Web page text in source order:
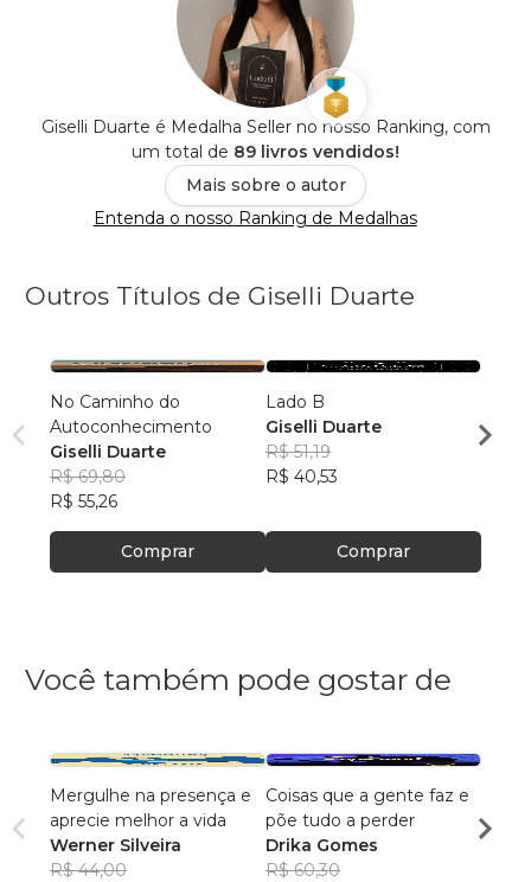
Giselli Duarte é Medalha Seller no nosso Ranking, com
um total de 89 livros vendidos!
Mais sobre o autor
Entenda o nosso Ranking de Medalhas
Outros Títulos de Giselli Duarte
No Caminho do
Autoconhecimento
Giselli Duarte
R$ 69,80
R$ 55,26
Comprar
Lado B
Giselli Duarte
R$ 51,19
R$ 40,53
Comprar
Lita
Você também pode gostar de
Mergulhe na presença e
aprecie melhor a vida
Werner Silveira
R$ 44,00
Coisas que a gente faz e
põe tudo a perder
Drika Gomes
R$ 60,30
SILVA
R$